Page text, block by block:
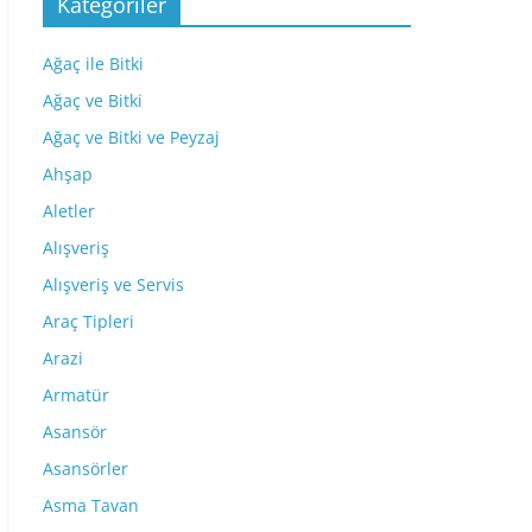
Ağaç ile Bitki
Ağaç ve Bitki
Ağaç ve Bitki ve Peyzaj
Ahşap
Aletler
Alışveriş
Alışveriş ve Servis
Araç Tipleri
Arazi
Armatür
Asansör
Asansörler
Asma Tavan